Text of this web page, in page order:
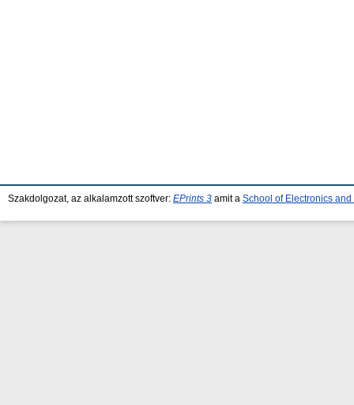
Szakdolgozat, az alkalamzott szoftver: EPrints 3 amit a School of Electronics